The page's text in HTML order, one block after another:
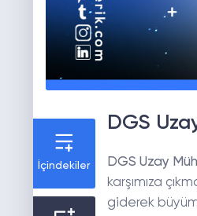
İçindekiler
DGS
DGS Uzay
karşımıza
giderek